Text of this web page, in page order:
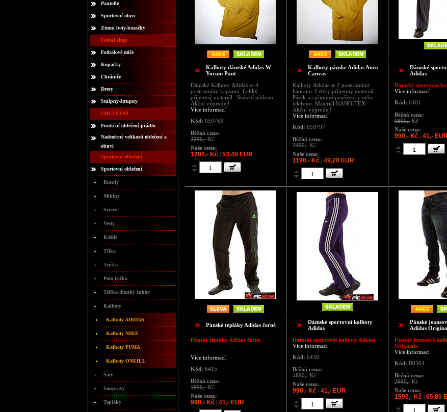
Pantofle
Sportovní obuv
Zimní boty-kozačky
Fotbal shop
Fotbalové míče
Kopačky
Chrániče
Dresy
Stulpny-štrupny
OBLEČENÍ
Funkční oblečení-prádlo
Nadměrné velikosti oblečení a
obuvi
Sportovní oblečení
Sportovní oblečení
Bundy
Mikiny
Svetry
Vesty
Košile
Tílka
Trička
Polo trička
Trička dlouhý rukáv
Kalhoty
Kalhoty ADIDAS
Kalhoty NIKE
Kalhoty PUMA
Kalhoty ONEILL
Šaty
Soupravy
Tepláky
Kalhoty dámské Adidas W
Yocum Pant
Dámské Kalhoty Adidas se 4
postranními kapsami. Lehký
příjemný materiál . Stažení páskem.
Akční výprodej!
Více informací
Kód: 059763
Běžná cena:
2290,- Kč
Naše cena:
1290,- Kč | 53,40 EUR
Kalhoty pánske Adidas Anzo
Canvas
Kalhoty Adidas se 2 postranními
kapsami. Lehký příjemný materiál.
Pásek na připnutí peněženky nebo
telefonu. Materiál NANO-TEX.
Akční výprodej!
Více informací
Kód: 059797
Běžná cena:
2490,- Kč
Naše cena:
1190,- Kč | 49,20 EUR
Dámské
Adidas
Dámské sportovní
Více informací
Kód: 6401
Běžná cena:
1890,- Kč
Naše cena:
990,- Kč | 41,-
Pánské tepláky Adidas černé
Pánské tepláky Adidas černé
Více informací
Kód: 6415
Běžná cena:
1890,- Kč
Naše cena:
990,- Kč | 41,- EUR
Dámské sportovní kalhoty
Adidas
Dámské sportovní kalhoty Adidas
Více informací
Kód: 6439
Běžná cena:
1890,- Kč
Naše cena:
990,- Kč | 41,- EUR
Pánské
Adidas
Pánské jeansové
Originals
Více informací
Kód: B0364
Běžná cena:
2990,- Kč
Naše cena:
1590,- Kč | 65,80